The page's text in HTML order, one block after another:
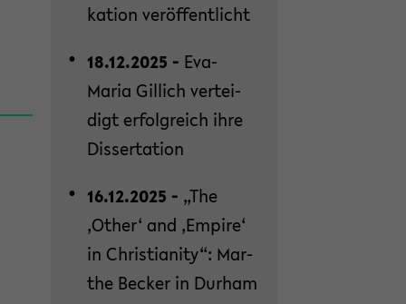
ka­ti­on ver­öf­fent­licht
18.12.2025 - Eva-​
Maria Gil­lich ver­tei­
digt er­folg­reich ihre
Dis­ser­ta­ti­on
16.12.2025 - „The
‚Other‘ and ‚Em­pi­re‘
in Chris­tia­ni­ty“: Mar­
the Be­cker in Durham